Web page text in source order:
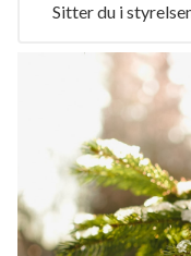
Sitter du i